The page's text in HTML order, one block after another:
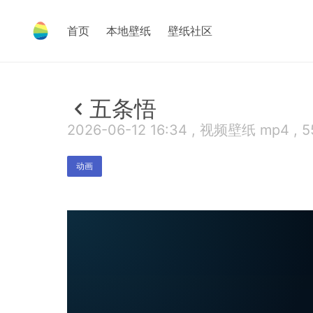
首页 本地壁纸 壁纸社区
五条悟
2026-06-12 16:34 , 视频壁纸 mp4 ,
动画